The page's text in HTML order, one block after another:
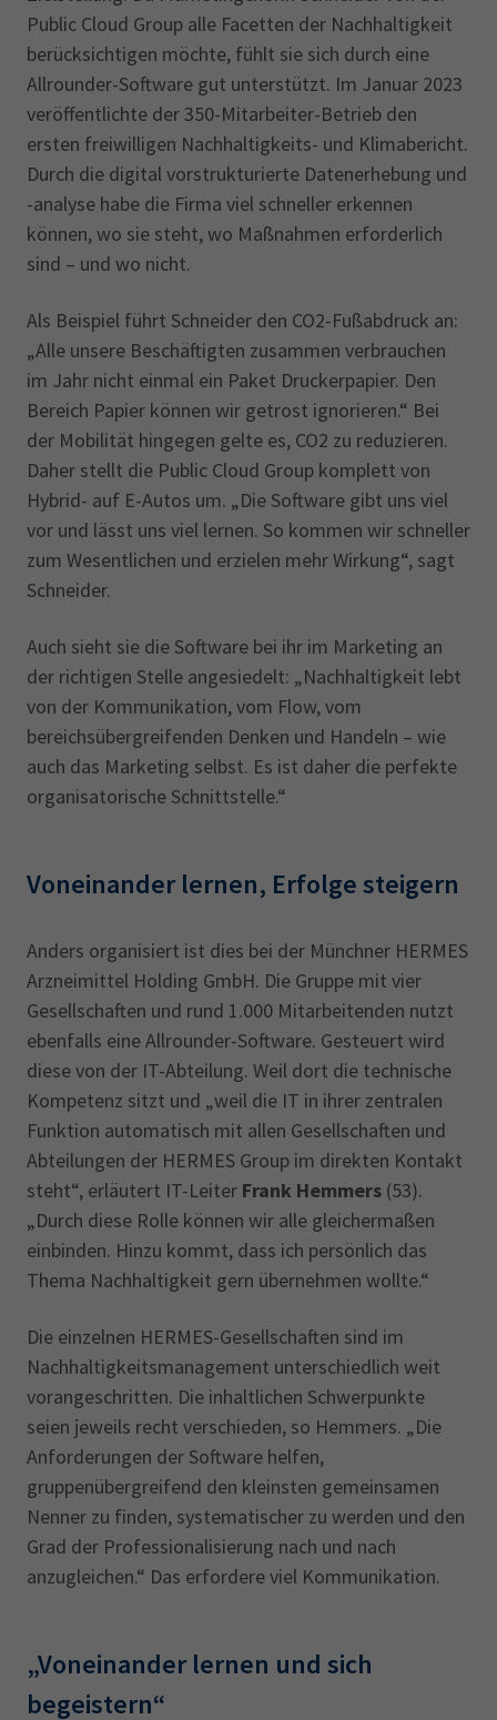
Public Cloud Group alle Facetten der Nachhaltigkeit
berücksichtigen möchte, fühlt sie sich durch eine
Allrounder-Software gut unterstützt. Im Januar 2023
veröffentlichte der 350-Mitarbeiter-Betrieb den
ersten freiwilligen Nachhaltigkeits- und Klimabericht.
Durch die digital vorstrukturierte Datenerhebung und
-analyse habe die Firma viel schneller erkennen
können, wo sie steht, wo Maßnahmen erforderlich
sind – und wo nicht.
Als Beispiel führt Schneider den CO2-Fußabdruck an:
„Alle unsere Beschäftigten zusammen verbrauchen
im Jahr nicht einmal ein Paket Druckerpapier. Den
Bereich Papier können wir getrost ignorieren.“ Bei
der Mobilität hingegen gelte es, CO2 zu reduzieren.
Daher stellt die Public Cloud Group komplett von
Hybrid- auf E-Autos um. „Die Software gibt uns viel
vor und lässt uns viel lernen. So kommen wir schneller
zum Wesentlichen und erzielen mehr Wirkung“, sagt
Schneider.
Auch sieht sie die Software bei ihr im Marketing an
der richtigen Stelle angesiedelt: „Nachhaltigkeit lebt
von der Kommunikation, vom Flow, vom
bereichsübergreifenden Denken und Handeln – wie
auch das Marketing selbst. Es ist daher die perfekte
organisatorische Schnittstelle.“
Voneinander lernen, Erfolge steigern
Anders organisiert ist dies bei der Münchner HERMES
Arzneimittel Holding GmbH. Die Gruppe mit vier
Gesellschaften und rund 1.000 Mitarbeitenden nutzt
ebenfalls eine Allrounder-Software. Gesteuert wird
diese von der IT-Abteilung. Weil dort die technische
Kompetenz sitzt und „weil die IT in ihrer zentralen
Funktion automatisch mit allen Gesellschaften und
Abteilungen der HERMES Group im direkten Kontakt
steht“, erläutert IT-Leiter Frank Hemmers (53).
„Durch diese Rolle können wir alle gleichermaßen
einbinden. Hinzu kommt, dass ich persönlich das
Thema Nachhaltigkeit gern übernehmen wollte.“
Die einzelnen HERMES-Gesellschaften sind im
Nachhaltigkeitsmanagement unterschiedlich weit
vorangeschritten. Die inhaltlichen Schwerpunkte
seien jeweils recht verschieden, so Hemmers. „Die
Anforderungen der Software helfen,
gruppenübergreifend den kleinsten gemeinsamen
Nenner zu finden, systematischer zu werden und den
Grad der Professionalisierung nach und nach
anzugleichen.“ Das erfordere viel Kommunikation.
„Voneinander lernen und sich
begeistern“